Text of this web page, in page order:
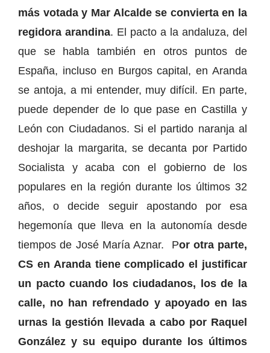
más votada y Mar Alcalde se convierta en la
regidora arandina. El pacto a la andaluza, del
que se habla también en otros puntos de
España, incluso en Burgos capital, en Aranda
se antoja, a mi entender, muy difícil. En parte,
puede depender de lo que pase en Castilla y
León con Ciudadanos. Si el partido naranja al
deshojar la margarita, se decanta por Partido
Socialista y acaba con el gobierno de los
populares en la región durante los últimos 32
años, o decide seguir apostando por esa
hegemonía que lleva en la autonomía desde
tiempos de José María Aznar. Por otra parte,
CS en Aranda tiene complicado el justificar
un pacto cuando los ciudadanos, los de la
calle, no han refrendado y apoyado en las
urnas la gestión llevada a cabo por Raquel
González y su equipo durante los últimos